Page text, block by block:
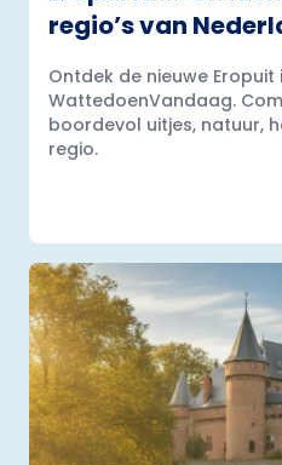
regio’s van
Ontdek de nieuwe Eropuit
WattedoenVandaag.
boordevol uitjes, natuur,
regio.